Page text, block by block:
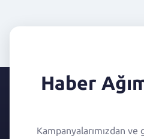
Haber
Kampanyalarımızdan